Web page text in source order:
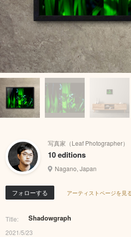
写真家（Leaf Photographer）
10 editions
Nagano, Japan
フォローする アーティストページを見
Title: Shadowgraph
2021/5/23